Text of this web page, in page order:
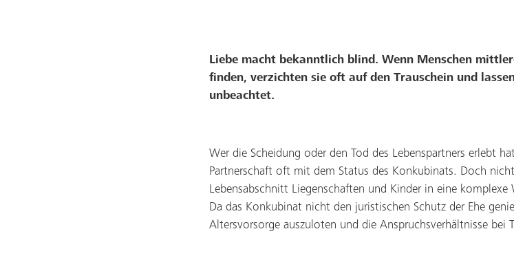
Liebe macht bekanntlich blind. Wenn Menschen
finden, verzichten sie oft auf den Trauschein und
unbeachtet.
Wer die Scheidung oder den Tod des Lebenspartners erlebt
Partnerschaft oft mit dem Status des Konkubinats. Doch
Lebensabschnitt Liegenschaften und Kinder in eine
Da das Konkubinat nicht den juristischen Schutz der Ehe
Altersvorsorge auszuloten und die Anspruchsverhältnisse bei